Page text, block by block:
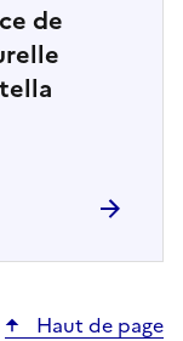
de
Haut de page